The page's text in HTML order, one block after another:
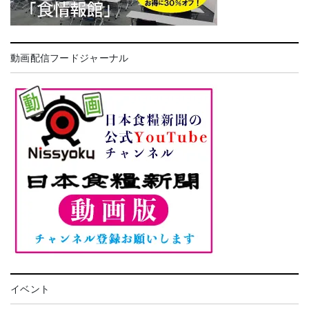
動画配信フードジャーナル
イベント